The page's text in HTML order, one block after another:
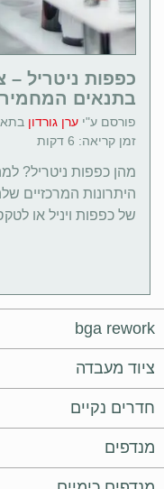
bga rework
ציוד מעבדה
חדרים נקיים
מנדפים
כפפות ניטריל –
בתנאים
פורסם ע"י ערן גורדון
זמן קריאה: 6 דקות
מהן כפפות ניטריל?
היתרונות המרכזיים
של כפפות ויניל או